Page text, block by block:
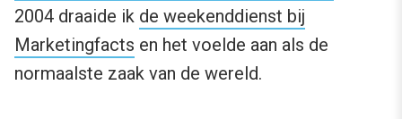
2004 draaide ik de weekenddienst bij
Marketingfacts en het voelde aan als de
normaalste zaak van de wereld.